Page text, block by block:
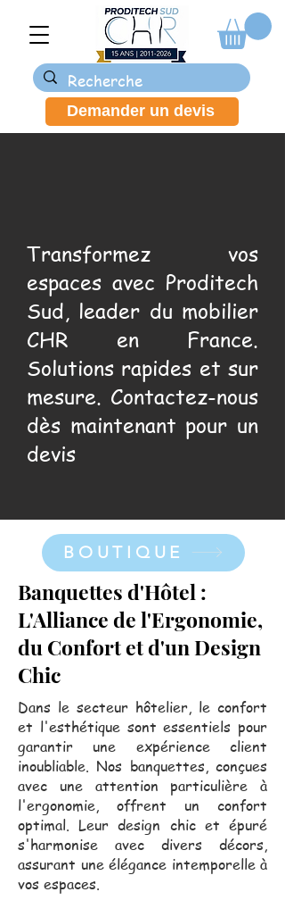
Demander un devis
Transformez vos
espaces avec Proditech
Sud, leader du mobilier
CHR en France.
Solutions rapides et sur
mesure. Contactez-nous
dès maintenant pour un
devis
BOUTIQUE
Banquettes d'Hôtel :
L'Alliance de l'Ergonomie,
du Confort et d'un Design
Chic
Dans le secteur hôtelier, le confort
et l'esthétique sont essentiels pour
garantir une expérience client
inoubliable. Nos banquettes, conçues
avec une attention particulière à
l'ergonomie, offrent un confort
optimal. Leur design chic et épuré
s'harmonise avec divers décors,
assurant une élégance intemporelle à
vos espaces.